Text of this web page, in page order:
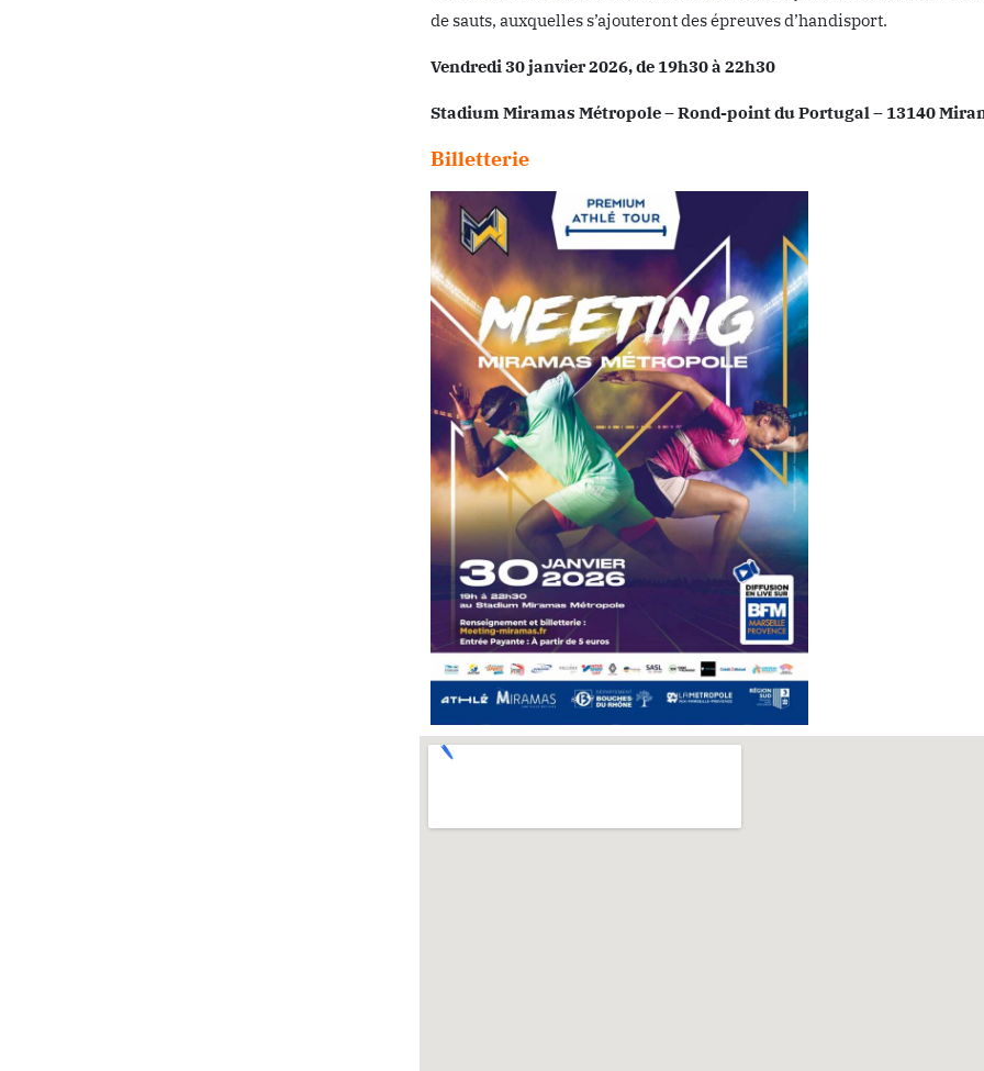
de sauts, auxquelles s’ajouteront des épreuves d’handisport.
Vendredi 30 janvier 2026, de 19h30 à 22h30
Stadium Miramas Métropole – Rond-point du Portugal – 13140
Billetterie